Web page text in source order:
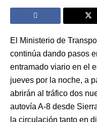
El Ministerio de
continúa dando pasos
entramado viario en el
jueves por la noche, a
abrirán al tráfico dos
autovía A-8 desde
la circulación tanto en